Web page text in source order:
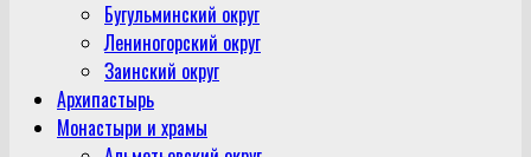
Бугульминский округ
Лениногорский округ
Заинский округ
Архипастырь
Монастыри и храмы